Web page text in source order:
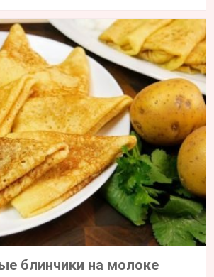
блинчики на молоке